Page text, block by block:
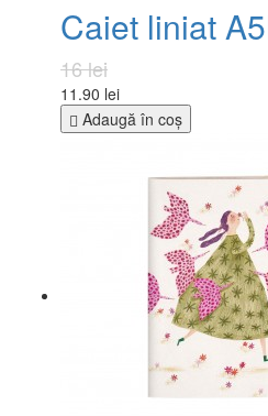
Caiet liniat
16 lei
11.90 lei
Adaugă în coş